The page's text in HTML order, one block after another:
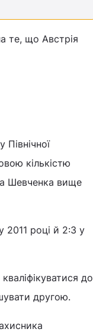
те, що Австрія
кількістю
Шевченка вище
2011 році й 2:3 у
до
другою.